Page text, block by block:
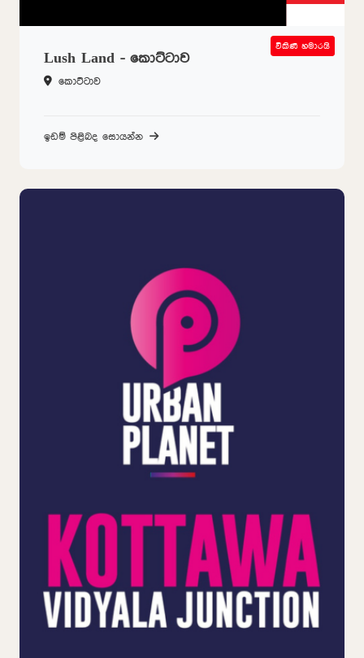
SOLD OUT
Lush Land - කොට්ටාව
කොට්ටාව
විකිණී හමාරයි
ඉඩම් පිළිබද සොයන්න